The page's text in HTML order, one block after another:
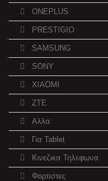
ONEPLUS
PRESTIGIO
SAMSUNG
SONY
XIAOMI
ZTE
Αλλα
Για Tablet
Κινεζικα Τηλεφωνα
Φορτιστες